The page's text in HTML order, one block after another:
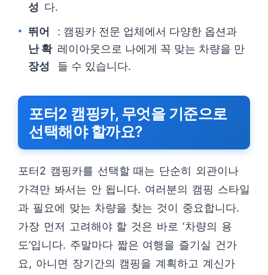
성 다.
뛰어
난 확
장성
: 캠핑카 전문 업체에서 다양한 옵션과
레이아웃으로 나에게 꼭 맞는 차량을 만
들 수 있습니다.
포터2 캠핑카, 무엇을 기준으로
선택해야 할까요?
포터2 캠핑카를 선택할 때는 단순히 외관이나
가격만 봐서는 안 됩니다. 여러분의 캠핑 스타일
과 필요에 맞는 차량을 찾는 것이 중요합니다.
가장 먼저 고려해야 할 것은 바로 ‘차량의 용
도’입니다. 주말마다 짧은 여행을 즐기실 건가
요, 아니면 장기간의 캠핑을 계획하고 계신가